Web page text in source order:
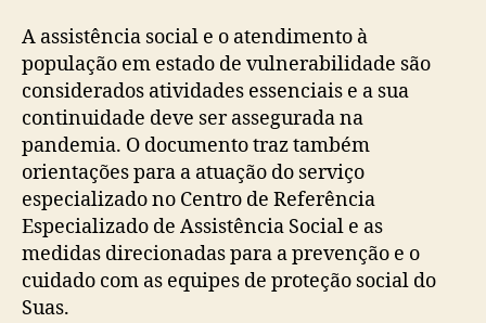
A assistência social e o atendimento à
população em estado de vulnerabilidade são
considerados atividades essenciais e a sua
continuidade deve ser assegurada na
pandemia. O documento traz também
orientações para a atuação do serviço
especializado no Centro de Referência
Especializado de Assistência Social e as
medidas direcionadas para a prevenção e o
cuidado com as equipes de proteção social do
Suas.